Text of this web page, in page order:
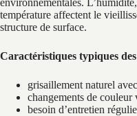
température affectent le
structure de surface.
Caractéristiques typiques
grisaillement naturel
changements de
besoin d’entretien